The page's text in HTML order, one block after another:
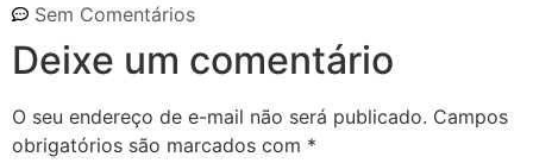
Sem Comentários
Deixe um comentário
O seu endereço de e-mail não será publicado. Campos
obrigatórios são marcados com *